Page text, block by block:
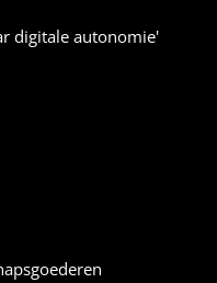
digitale autonomie'